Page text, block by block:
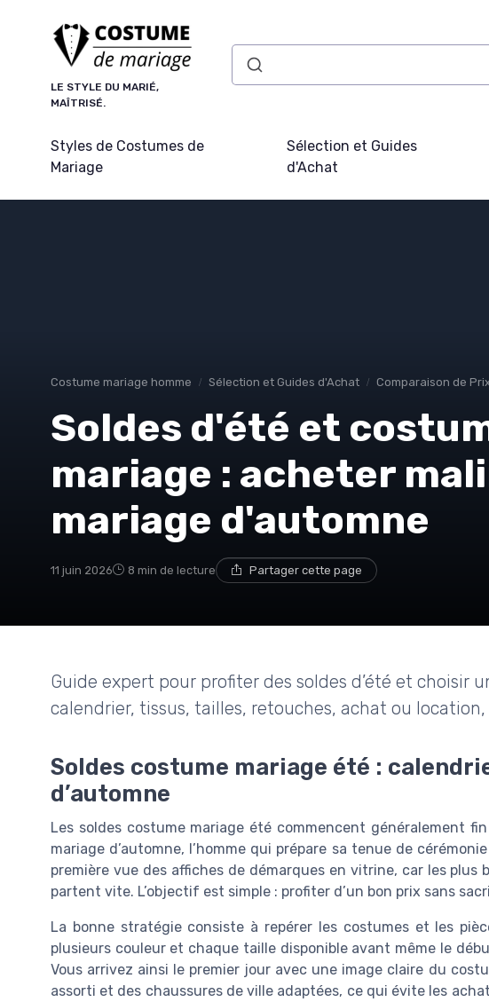
LE STYLE DU MARIÉ,
MAÎTRISÉ.
Styles de Costumes de
Mariage
Sélection et Guides
d'Achat
Costume mariage homme Sélection et Guides d'Achat Comparaison de
Soldes d'été et
mariage : acheter
mariage d'automne
11 juin 2026 8 min de lecture Partager cette page
Guide expert pour profiter des soldes d’été et choisir
calendrier, tissus, tailles, retouches, achat ou
Soldes costume mariage été :
d’automne
Les soldes costume mariage été commencent généralement
mariage d’automne, l’homme qui prépare sa tenue de
première vue des affiches de démarques en vitrine, car les plus
partent vite. L’objectif est simple : profiter d’un bon prix sans
La bonne stratégie consiste à repérer les costumes et les
plusieurs couleur et chaque taille disponible avant même le
Vous arrivez ainsi le premier jour avec une image claire du
assorti et des chaussures de ville adaptées, ce qui évite les